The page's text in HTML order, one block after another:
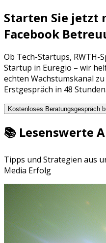
Starten Sie jetzt
Facebook
Ob Tech-Startups, RWTH-
Startup in Euregio – wir
echten Wachstumskanal
Erstgespräch in 48 Stunden.
Kostenloses Beratungsgespräch
📚 Lesenswerte
Tipps und Strategien aus
Media Erfolg